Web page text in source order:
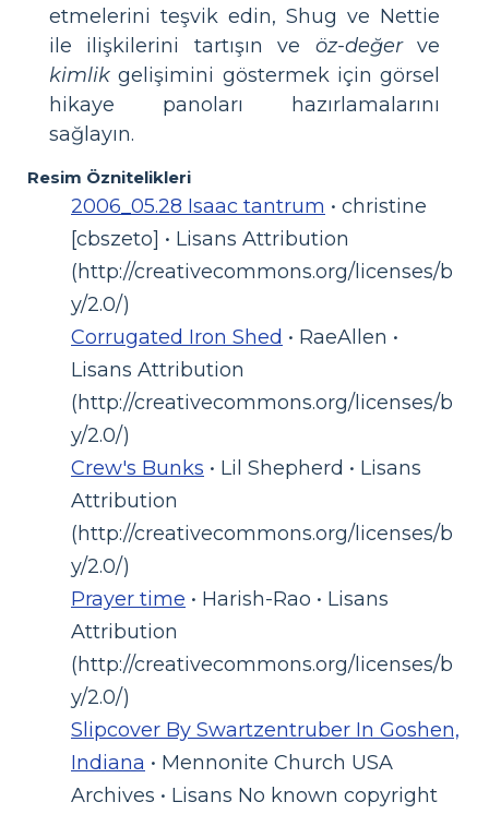
etmelerini teşvik edin, Shug ve Nettie
ile ilişkilerini tartışın ve öz-değerve
kimlik gelişimini göstermek için görsel
hikaye panoları hazırlamalarını
sağlayın.
Resim Öznitelikleri
2006_05.28 Isaac tantrum • christine
[cbszeto] • Lisans Attribution
(http://creativecommons.org/licenses/b
y/2.0/)
Corrugated Iron Shed • RaeAllen •
Lisans Attribution
(http://creativecommons.org/licenses/b
y/2.0/)
Crew's Bunks • Lil Shepherd • Lisans
Attribution
(http://creativecommons.org/licenses/b
y/2.0/)
Prayer time • Harish-Rao • Lisans
Attribution
(http://creativecommons.org/licenses/b
y/2.0/)
Slipcover By Swartzentruber In Goshen,
Indiana • Mennonite Church USA
Archives • Lisans No known copyright